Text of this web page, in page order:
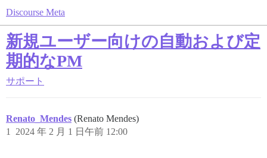
Discourse Meta
新規ユーザー向けの自動および定
期的なPM
サポート
Renato_Mendes (Renato Mendes)
2024 年 2 月 1 日午前 12:00
1